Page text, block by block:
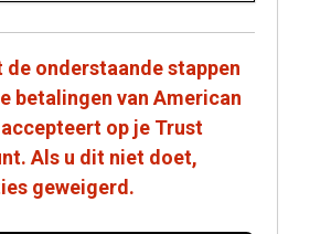
onderstaande stappen
betalingen van American
op je Trust
Als u dit niet doet,
geweigerd.